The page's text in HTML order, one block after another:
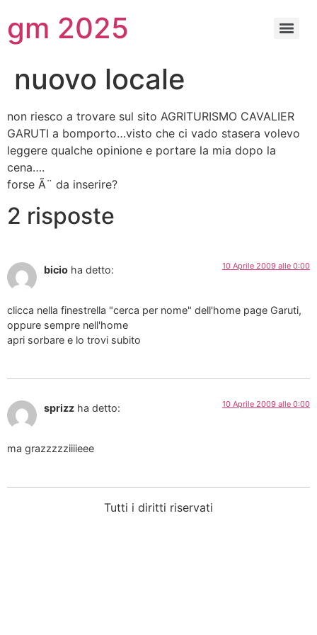
gm 2025
nuovo locale
non riesco a trovare sul sito AGRITURISMO CAVALIER
GARUTI a bomporto…visto che ci vado stasera volevo
leggere qualche opinione e portare la mia dopo la
cena….
forse Ã¨ da inserire?
2 risposte
bicio ha detto: 10 Aprile 2009 alle 0:00
clicca nella finestrella "cerca per nome" dell'home page Garuti,
oppure sempre nell'home
apri sorbare e lo trovi subito
sprizz ha detto: 10 Aprile 2009 alle 0:00
ma grazzzzziiiieee
Tutti i diritti riservati